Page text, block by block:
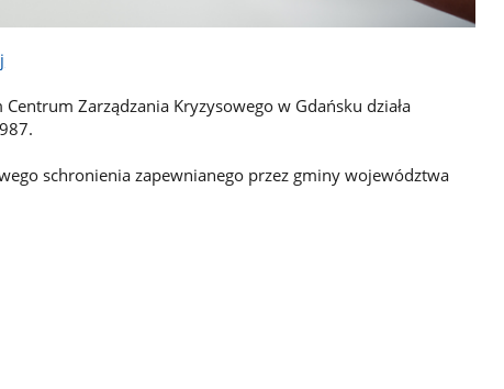
Zarządzania Kryzysowego w Gdańsku działa
schronienia zapewnianego przez gminy województwa